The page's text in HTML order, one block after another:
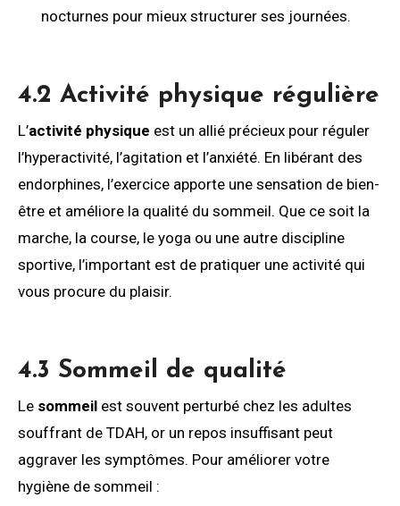
nocturnes pour mieux structurer ses journées.
4.2 Activité physique régulière
L’activité physique est un allié précieux pour réguler
l’hyperactivité, l’agitation et l’anxiété. En libérant des
endorphines, l’exercice apporte une sensation de bien-
être et améliore la qualité du sommeil. Que ce soit la
marche, la course, le yoga ou une autre discipline
sportive, l’important est de pratiquer une activité qui
vous procure du plaisir.
4.3 Sommeil de qualité
Le sommeilest souvent perturbé chez les adultes
souffrant de TDAH, or un repos insuffisant peut
aggraver les symptômes. Pour améliorer votre
hygiène de sommeil :